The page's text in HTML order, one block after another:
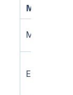
Método
Manual
Excel